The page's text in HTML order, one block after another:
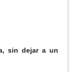
sin dejar a un